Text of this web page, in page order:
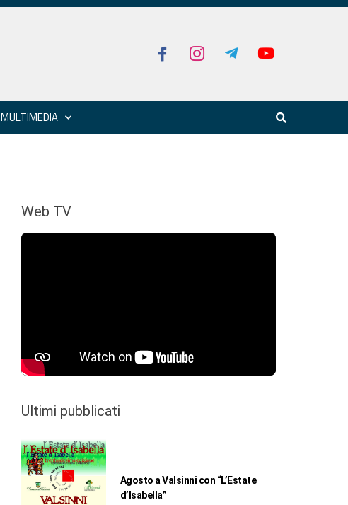
MULTIMEDIA
Web TV
Ultimi pubblicati
Agosto a Valsinni con “L’Estate
d’Isabella”